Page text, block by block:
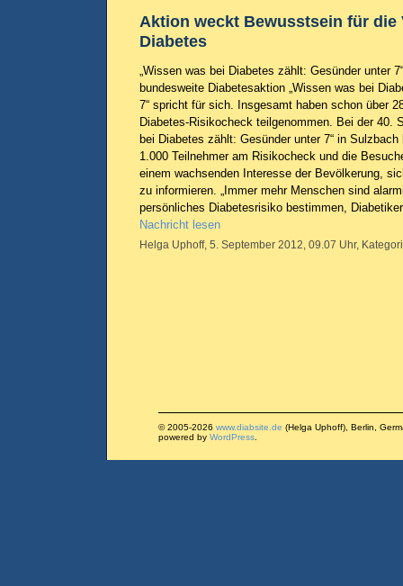
Aktion weckt Bewusstsein für die
Diabetes
„Wissen was bei Diabetes zählt: Gesünder unter
bundesweite Diabetesaktion „Wissen was bei
7“ spricht für sich. Insgesamt haben schon über
Diabetes-Risikocheck teilgenommen. Bei der 40.
bei Diabetes zählt: Gesünder unter 7“ in
1.000 Teilnehmer am Risikocheck und die
einem wachsenden Interesse der Bevölkerung,
zu informieren. „Immer mehr Menschen sind
persönliches Diabetesrisiko bestimmen,
Nachricht lesen
Helga Uphoff, 5. September 2012, 09.07 Uhr,
© 2005-2026 www.diabsite.de (Helga Uphoff), Berlin,
powered by WordPress.